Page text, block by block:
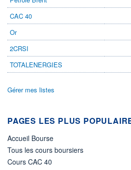
0,00 EUR -
PROCHAIN
-
Non éligible
Boursobank
CAC 40
Or
2CRSI
TOTALENERGIES
Gérer mes listes
PAGES LES PLUS
Accueil Bourse
Tous les cours boursiers
Cours CAC 40